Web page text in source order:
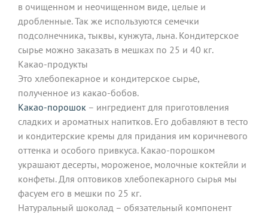
в очищенном и неочищенном виде, целые и
дробленные. Так же используются семечки
подсолнечника, тыквы, кунжута, льна. Кондитерское
сырье можно заказать в мешках по 25 и 40 кг.
Какао-продукты
Это хлебопекарное и кондитерское сырье,
полученное из какао-бобов.
Какао-порошок – ингредиент для приготовления
сладких и ароматных напитков. Его добавляют в тесто
и кондитерские кремы для придания им коричневого
оттенка и особого привкуса. Какао-порошком
украшают десерты, мороженое, молочные коктейли и
конфеты. Для оптовиков хлебопекарного сырья мы
фасуем его в мешки по 25 кг.
Натуральный шоколад – обязательный компонент